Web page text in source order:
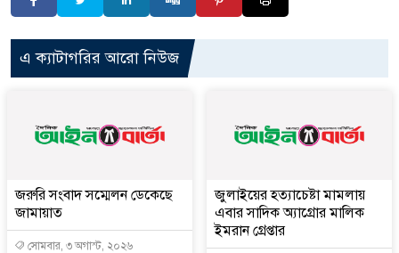
এ ক্যাটাগরির আরো নিউজ
জরুরি সংবাদ সম্মেলন ডেকেছে
জামায়াত
সোমবার, ৩ অগাস্ট, ২০২৬
জুলাইয়ের হত্যাচেষ্টা মামলায়
এবার সাদিক অ্যাগ্রোর মালিক
ইমরান গ্রেপ্তার